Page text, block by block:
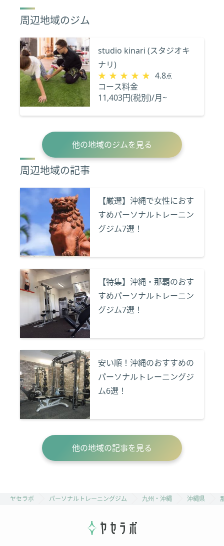
周辺地域のジム
studio kinari (スタジオキ
ナリ)
★★★★★
★★★★★ 4.8点
コース料金
11,403円(税別)/月~
他の地域のジムを見る
周辺地域の記事
【厳選】沖縄で女性におす
すめパーソナルトレーニン
グジム7選！
【特集】沖縄・那覇のおす
すめパーソナルトレーニン
グジム7選！
安い順！沖縄のおすすめの
パーソナルトレーニングジ
ム6選！
他の地域の記事を見る
ヤセラボ パーソナルトレーニングジム 九州・沖縄 沖縄県